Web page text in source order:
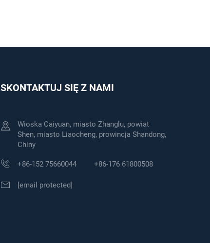
SKONTAKTUJ SIĘ Z NAMI
Wioska Caiyuan, miasto Zhanglu, powiat
Shen, miasto Liaocheng, prowincja Shandong,
Chiny
+86-152 75660044 +86-176 61800508
[email protected]